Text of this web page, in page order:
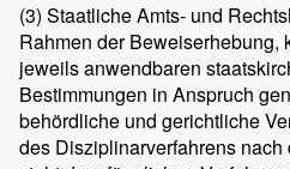
(3) Staatliche Amts- und
Rahmen der Beweiserhebung,
jeweils anwendbaren
Bestimmungen in Anspruch
behördliche und gerichtliche
des Disziplinarverfahrens